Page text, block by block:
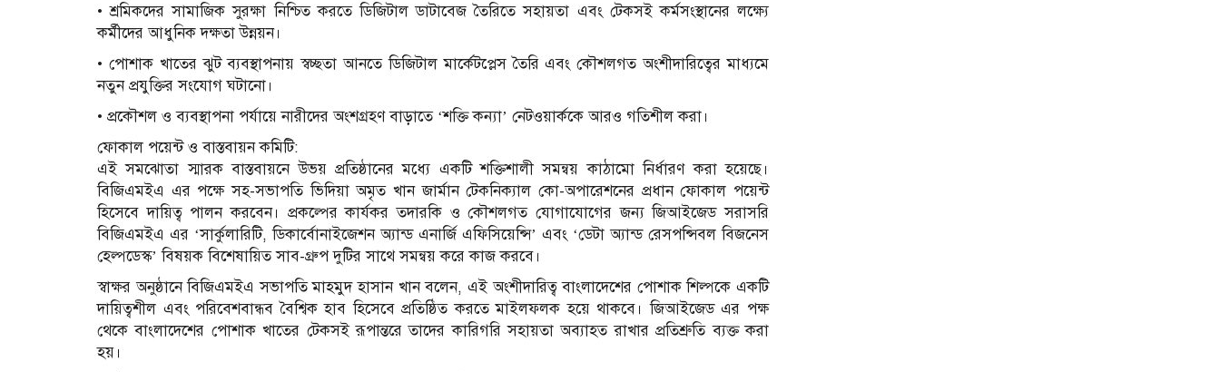
• শ্রমিকদের সামাজিক সুরক্ষা নিশ্চিত করতে ডিজিটাল ডাটাবেজ তৈরিতে সহায়তা এবং টেকসই কর্মসংস্থানের লক্ষ্যে
কর্মীদের আধুনিক দক্ষতা উন্নয়ন।
• পোশাক খাতের ঝুট ব্যবস্থাপনায় স্বচ্ছতা আনতে ডিজিটাল মার্কেটপ্লেস তৈরি এবং কৌশলগত অংশীদারিত্বের মাধ্যমে
নতুন প্রযুক্তির সংযোগ ঘটানো।
• প্রকৌশল ও ব্যবস্থাপনা পর্যায়ে নারীদের অংশগ্রহণ বাড়াতে ‘শক্তি কন্যা’ নেটওয়ার্ককে আরও গতিশীল করা।
ফোকাল পয়েন্ট ও বাস্তবায়ন কমিটি:
এই সমঝোতা স্মারক বাস্তবায়নে উভয় প্রতিষ্ঠানের মধ্যে একটি শক্তিশালী সমন্বয় কাঠামো নির্ধারণ করা হয়েছে।
বিজিএমইএ এর পক্ষে সহ-সভাপতি ভিদিয়া অমৃত খান জার্মান টেকনিক্যাল কো-অপারেশনের প্রধান ফোকাল পয়েন্ট
হিসেবে দায়িত্ব পালন করবেন। প্রকল্পের কার্যকর তদারকি ও কৌশলগত যোগাযোগের জন্য জিআইজেড সরাসরি
বিজিএমইএ এর ‘সার্কুলারিটি, ডিকার্বোনাইজেশন অ্যান্ড এনার্জি এফিসিয়েন্সি’ এবং ‘ডেটা অ্যান্ড রেসপন্সিবল বিজনেস
হেল্পডেস্ক’ বিষয়ক বিশেষায়িত সাব-গ্রুপ দুটির সাথে সমন্বয় করে কাজ করবে।
স্বাক্ষর অনুষ্ঠানে বিজিএমইএ সভাপতি মাহমুদ হাসান খান বলেন, এই অংশীদারিত্ব বাংলাদেশের পোশাক শিল্পকে একটি
দায়িত্বশীল এবং পরিবেশবান্ধব বৈশ্বিক হাব হিসেবে প্রতিষ্ঠিত করতে মাইলফলক হয়ে থাকবে। জিআইজেড এর পক্ষ
থেকে বাংলাদেশের পোশাক খাতের টেকসই রূপান্তরে তাদের কারিগরি সহায়তা অব্যাহত রাখার প্রতিশ্রুতি ব্যক্ত করা
হয়।